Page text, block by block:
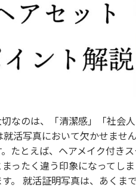
なのは、「清潔感」「社会
活写真において欠かせませ
たとえば、ヘアメイク付き
ったく違う印象になってし
。 就活証明写真は、あくま